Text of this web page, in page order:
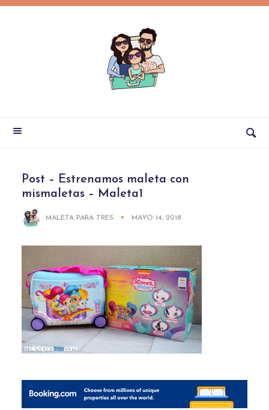
Post – Estrenamos maleta con
mismaletas – Maleta1
MALETA PARA TRES MAYO 14, 2018